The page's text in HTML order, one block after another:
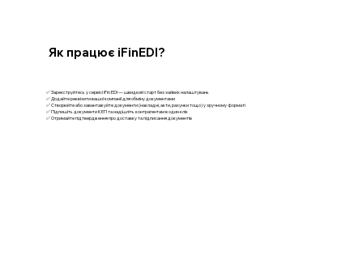
✅ Зареєструйтесь у сервісі iFin EDI — швидкий старт без зайвих налаштувань
✅ Додайте реквізити вашої компанії для обміну документами
✅ Створюйте або завантажуйте документи (накладні, акти, рахунки тощо) у зручному форматі
✅ Підпишіть документи КЕП та надішліть контрагентам в один клік
✅ Отримайте підтвердження про доставку та підписання документів
Як працює iFinEDI?